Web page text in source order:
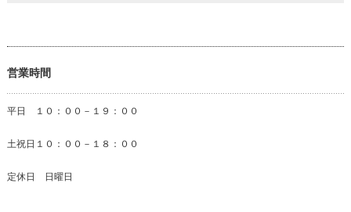
営業時間
平日 １０：００－１９：００
土祝日１０：００－１８：００
定休日 日曜日